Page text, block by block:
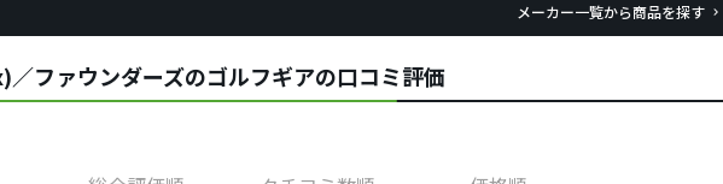
メーカー一覧から商品を探す
／ファウンダーズのゴルフギアの口コミ評価